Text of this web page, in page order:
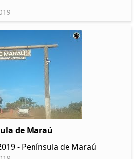
de Maraú
- Península de Maraú